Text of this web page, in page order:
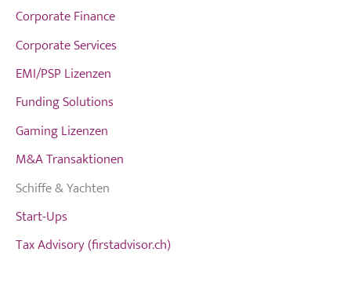
Corporate Finance
Corporate Services
EMI/PSP Lizenzen
Funding Solutions
Gaming Lizenzen
M&A Transaktionen
Schiffe & Yachten
Start-Ups
Tax Advisory (firstadvisor.ch)